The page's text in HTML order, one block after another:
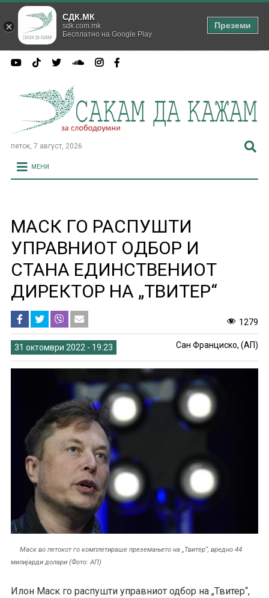
петок, 7 август, 2026
МЕНИ
МАСК ГО РАСПУШТИ
УПРАВНИОТ ОДБОР И
СТАНА ЕДИНСТВЕНИОТ
ДИРЕКТОР НА „ТВИТЕР“
1279
31 октомври 2022 - 19:23 Сан Франциско, (АП)
Маск во петокот го комплетираше преземањето на „Твитер“, вредно 44
милијарди долари (Фото: АП)
Илон Маск го распушти управниот одбор на „Твитер“,
СДК.МК
sdk.com.mk
Бесплатно на Google Play
Преземи